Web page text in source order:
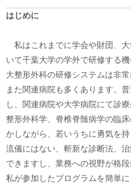
はじめに
私はこれまでに学会や財団、
いて千葉大学の学外で研修する
大整形外科の研修システムは非
また関連病院も多くあります。
し、関連病院や大学病院にて診
整形外科学、脊椎脊髄病学の臨
かしながら、若いうちに勇気を
流儀にはない、斬新な診断法、
できますし、業務への視野が格
私が参加したプログラムを簡単